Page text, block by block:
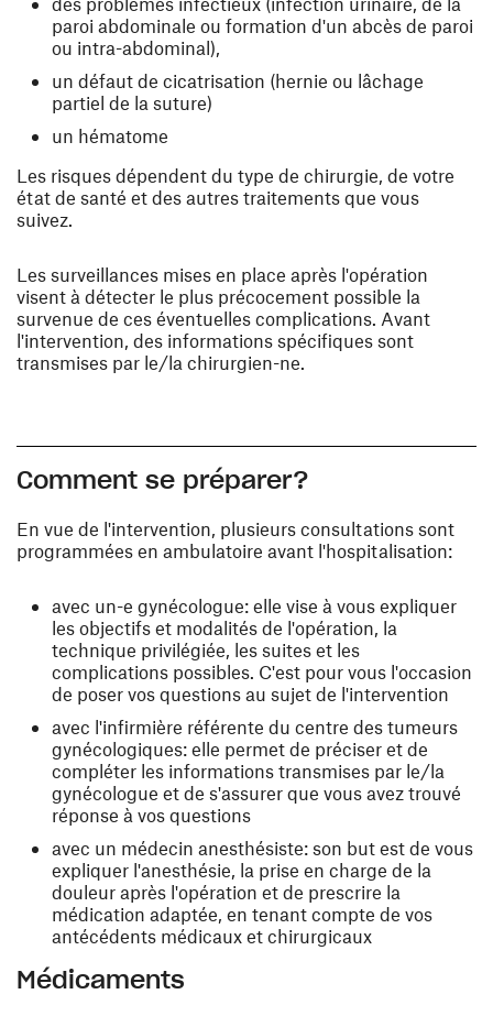
paroi abdominale ou formation d'un abcès de paroi
ou intra-abdominal),
un défaut de cicatrisation (hernie ou lâchage
partiel de la suture)
un hématome
Les risques dépendent du type de chirurgie, de votre
état de santé et des autres traitements que vous
suivez.
Les surveillances mises en place après l'opération
visent à détecter le plus précocement possible la
survenue de ces éventuelles complications. Avant
l'intervention, des informations spécifiques sont
transmises par le/la chirurgien-ne.
Comment se préparer?
En vue de l'intervention, plusieurs consultations sont
programmées en ambulatoire avant l'hospitalisation:
avec un-e gynécologue: elle vise à vous expliquer
les objectifs et modalités de l'opération, la
technique privilégiée, les suites et les
complications possibles. C'est pour vous l'occasion
de poser vos questions au sujet de l'intervention
avec l'infirmière référente du centre des tumeurs
gynécologiques: elle permet de préciser et de
compléter les informations transmises par le/la
gynécologue et de s'assurer que vous avez trouvé
réponse à vos questions
avec un médecin anesthésiste: son but est de vous
expliquer l'anesthésie, la prise en charge de la
douleur après l'opération et de prescrire la
médication adaptée, en tenant compte de vos
antécédents médicaux et chirurgicaux
Médicaments